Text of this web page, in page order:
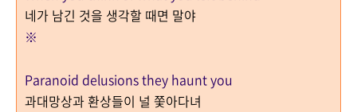
네가 남긴 것을 생각할 때면 말야
※
Paranoid delusions they haunt you
과대망상과 환상들이 널 쫓아다녀